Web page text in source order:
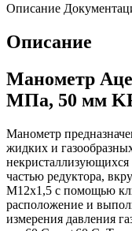
Описание
Описание
Манометр
МПа, 50 мм
Манометр
жидких и
некристаллизующихся
частью редуктора,
М12х1,5 с помощью
расположение и
измерения давления